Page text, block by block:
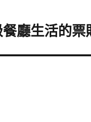
廳生活的